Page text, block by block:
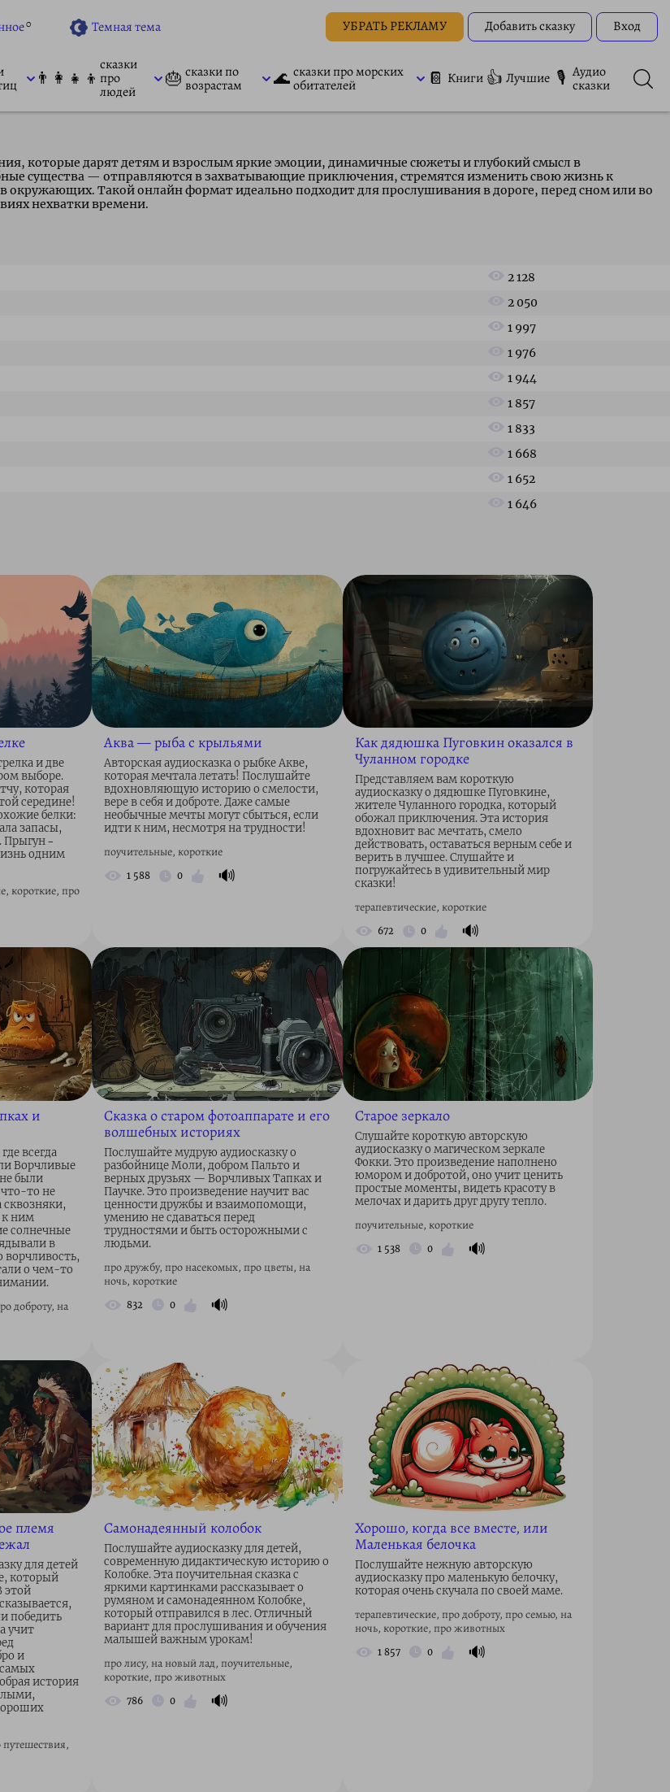
0 Темная тема УБРАТЬ РЕКЛАМУ Добавить сказку Вход
👨‍👩‍👧‍👦
сказки
про
людей
🎂 сказки по
возрастам 🌊сказки про морских
обитателей 📔 Книги 👍 Лучшие 🎙 Аудио
сказки
которые дарят детям и взрослым яркие эмоции, динамичные сюжеты и глубокий смысл в
существа — отправляются в захватывающие приключения, стремятся изменить свою жизнь к
Такой онлайн формат идеально подходит для прослушивания в дороге, перед сном или во
нехватки времени.
2 128
2 050
1 997
1 976
1 944
1 857
1 833
1 668
1 652
1 646
и две
выборе.
которая
середине!
белки:
запасы,
Прыгун –
одним
короткие, про
Аква — рыба с крыльями
Авторская аудиосказка о рыбке Акве,
которая мечтала летать! Послушайте
вдохновляющую историю о смелости,
вере в себя и доброте. Даже самые
необычные мечты могут сбыться, если
идти к ним, несмотря на трудности!
поучительные, короткие
1 588 0 🔊
Как дядюшка Пуговкин оказался в
Чуланном городке
Представляем вам короткую
аудиосказку о дядюшке Пуговкине,
жителе Чуланного городка, который
обожал приключения. Эта история
вдохновит вас мечтать, смело
действовать, оставаться верным себе и
верить в лучшее. Слушайте и
погружайтесь в удивительный мир
сказки!
терапевтические, короткие
672 0 🔊
и
всегда
Ворчливые
были
то не
сквозняки,
к ним
солнечные
в
о чем-то
доброту, на
Сказка о старом фотоаппарате и его
волшебных историях
Послушайте мудрую аудиосказку о
разбойнице Моли, добром Пальто и
верных друзьях — Ворчливых Тапках и
Паучке. Это произведение научит вас
ценности дружбы и взаимопомощи,
умению не сдаваться перед
трудностями и быть осторожными с
людьми.
про дружбу, про насекомых, про цветы, на
ночь, короткие
832 0 🔊
Старое зеркало
Слушайте короткую авторскую
аудиосказку о магическом зеркале
Фокки. Это произведение наполнено
юмором и добротой, оно учит ценить
простые моменты, видеть красоту в
мелочах и дарить друг другу тепло.
поучительные, короткие
1 538 0 🔊
племя
для детей
который
этой
победить
учит
и
самых
история
путешествия,
Самонадеянный колобок
Послушайте аудиосказку для детей,
современную дидактическую историю о
Колобке. Эта поучительная сказка с
яркими картинками рассказывает о
румяном и самонадеянном Колобке,
который отправился в лес. Отличный
вариант для прослушивания и обучения
малышей важным урокам!
про лису, на новый лад, поучительные,
короткие, про животных
786 0 🔊
Хорошо, когда все вместе, или
Маленькая белочка
Послушайте нежную авторскую
аудиосказку про маленькую белочку,
которая очень скучала по своей маме.
терапевтические, про доброту, про семью, на
ночь, короткие, про животных
1 857 0 🔊